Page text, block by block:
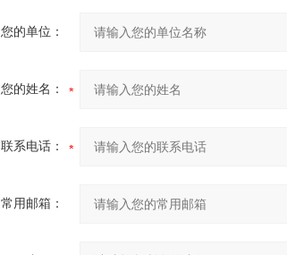
您的单位：
您的姓名：
联系电话：
常用邮箱：